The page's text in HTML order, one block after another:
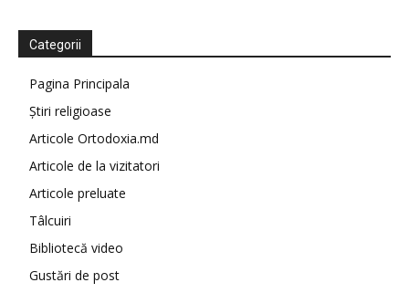
Categorii
Pagina Principala
Știri religioase
Articole Ortodoxia.md
Articole de la vizitatori
Articole preluate
Tâlcuiri
Bibliotecă video
Gustări de post